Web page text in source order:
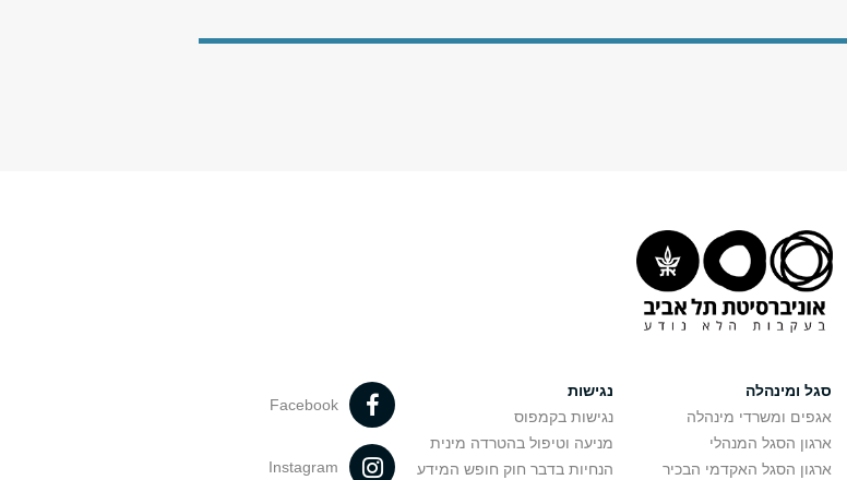
סגל ומינהלה
אגפים ומשרדי מינהלה
ארגון הסגל המנהלי
ארגון הסגל האקדמי הבכיר
נגישות
נגישות בקמפוס
מניעה וטיפול בהטרדה מינית
הנחיות בדבר חוק חופש המידע
Facebook
Instagram